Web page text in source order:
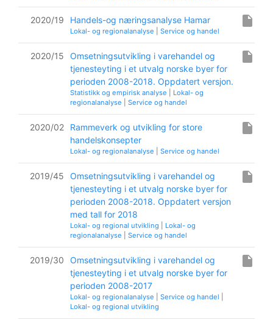
2020/19 Handels-og næringsanalyse Hamar
Lokal- og regionalanalyse Service og handel
insert_drive_file
2020/15
Omsetningsutvikling i varehandel og
tjenesteyting i et utvalg norske byer for
perioden 2008-2018. Oppdatert versjon.
Statistikk og empirisk analyse
Lokal- og
regionalanalyse
Service og handel
insert_drive_file
2020/02
Rammeverk og utvikling for store
handelskonsepter
Lokal- og regionalanalyse Service og handel
insert_drive_file
2019/45
Omsetningsutvikling i varehandel og
tjenesteyting i et utvalg norske byer for
perioden 2008-2018. Oppdatert versjon
med tall for 2018
Lokal- og regional utvikling
Lokal- og
regionalanalyse
Service og handel
insert_drive_file
2019/30
Omsetningsutvikling i varehandel og
tjenesteyting i et utvalg norske byer for
perioden 2008-2017
Lokal- og regionalanalyse Service og handel
Lokal- og regional utvikling
insert_drive_file